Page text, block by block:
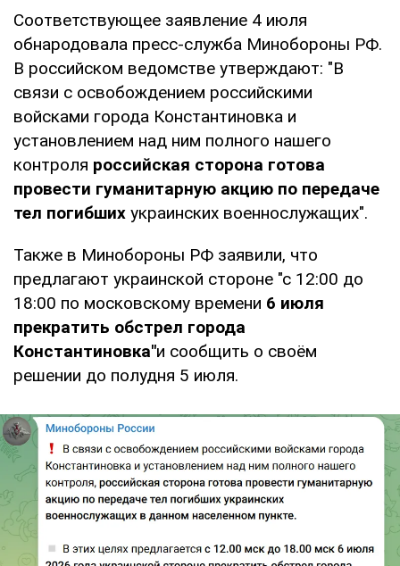
Соответствующее заявление 4 июля
обнародовала пресс-служба Минобороны РФ.
В российском ведомстве утверждают: "В
связи с освобождением российскими
войсками города Константиновка и
установлением над ним полного нашего
контроля российская сторона готова
провести гуманитарную акцию по передаче
тел погибших украинских военнослужащих".
Также в Минобороны РФ заявили, что
предлагают украинской стороне "с 12:00 до
18:00 по московскому времени 6 июля
прекратить обстрел города
Константиновка"и сообщить о своём
решении до полудня 5 июля.